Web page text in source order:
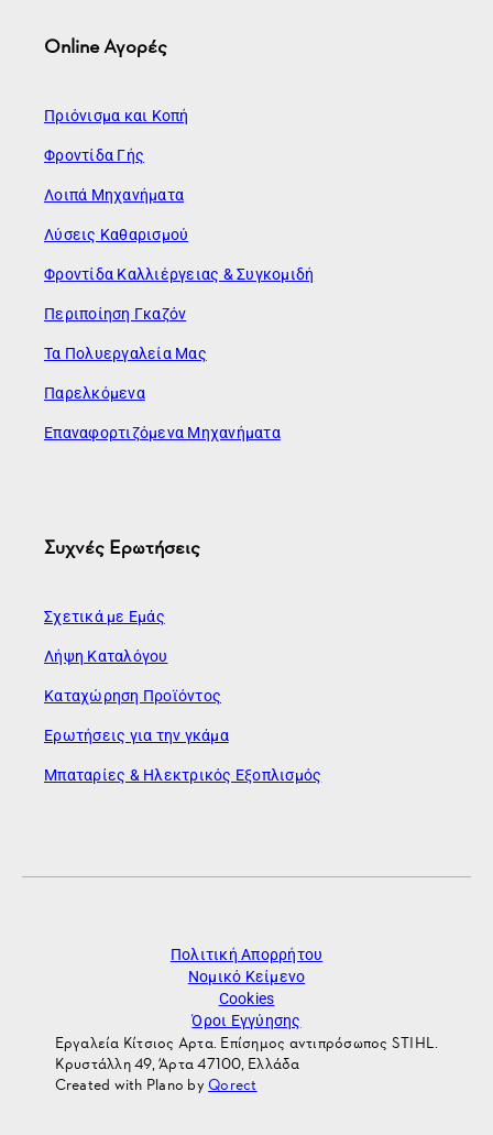
Online Αγορές
Πριόνισμα και Κοπή
Φροντίδα Γής
Λοιπά Μηχανήματα
Λύσεις Καθαρισμού
Φροντίδα Καλλιέργειας & Συγκομιδή
Περιποίηση Γκαζόν
Τα Πολυεργαλεία Μας
Παρελκόμενα
Επαναφορτιζόμενα Μηχανήματα
Συχνές Ερωτήσεις
Σχετικά με Εμάς
Λήψη Καταλόγου
Καταχώρηση Προϊόντος
Ερωτήσεις για την γκάμα
Μπαταρίες & Ηλεκτρικός Εξοπλισμός
Πολιτική Απορρήτου
Νομικό Κείμενο
Cookies
Όροι Εγγύησης
Εργαλεία Κίτσιος Αρτα. Επίσημος αντιπρόσωπος STIHL.
Κρυστάλλη 49, Άρτα 47100, Ελλάδα
Created with Plano byQorect